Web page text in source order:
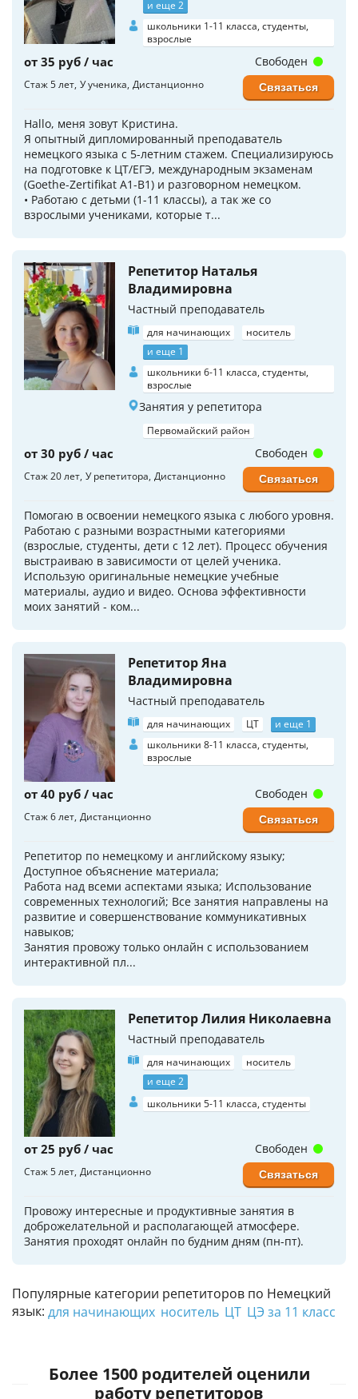
Популярные категории репетиторов по Немецкий
язык: для начинающих носитель ЦТ ЦЭ за 11 класс
и еще 2
школьники 1-11 класса, студенты,
взрослые
от 35 руб / час
Стаж 5 лет У ученика Дистанционно
Hallo, меня зовут Кристина.
Я опытный дипломированный преподаватель
немецкого языка с 5-летним стажем. Специализируюсь
на подготовке к ЦТ/ЕГЭ, международным экзаменам
(Goethe-Zertifikat A1-B1) и разговорном немецком.
• Работаю с детьми (1-11 классы), а так же со
взрослыми учениками, которые т...
Свободен
Связаться
Репетитор Наталья
Владимировна
Частный преподаватель
для начинающих
носитель
и еще 1
школьники 6-11 класса, студенты,
взрослые
Занятия у репетитора
Первомайский район
от 30 руб / час
Стаж 20 лет У репетитора Дистанционно
Помогаю в освоении немецкого языка с любого уровня.
Работаю с разными возрастными категориями
(взрослые, студенты, дети с 12 лет). Процесс обучения
выстраиваю в зависимости от целей ученика.
Использую оригинальные немецкие учебные
материалы, аудио и видео. Основа эффективности
моих занятий - ком...
Свободен
Связаться
Репетитор Яна
Владимировна
Частный преподаватель
для начинающих ЦТ
и еще 1
школьники 8-11 класса, студенты,
взрослые
от 40 руб / час
Стаж 6 лет Дистанционно
Репетитор по немецкому и английскому языку;
Доступное объяснение материала;
Работа над всеми аспектами языка; Использование
современных технологий; Все занятия направлены на
развитие и совершенствование коммуникативных
навыков;
Занятия провожу только онлайн с использованием
интерактивной пл...
Свободен
Связаться
Репетитор Лилия Николаевна
Частный преподаватель
для начинающих
носитель
и еще 2
школьники 5-11 класса, студенты
от 25 руб / час
Стаж 5 лет Дистанционно
Провожу интересные и продуктивные занятия в
доброжелательной и располагающей атмосфере.
Занятия проходят онлайн по будним дням (пн-пт).
Свободен
Связаться
Более 1500 родителей оценили
работу репетиторов